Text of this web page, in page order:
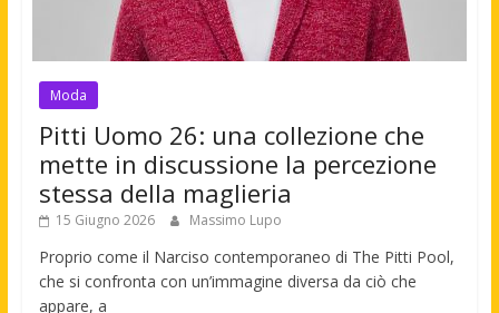
Moda
Pitti Uomo 26: una collezione che
mette in discussione la percezione
stessa della maglieria
15 Giugno 2026 Massimo Lupo
Proprio come il Narciso contemporaneo di The Pitti Pool,
che si confronta con un’immagine diversa da ciò che
appare, a